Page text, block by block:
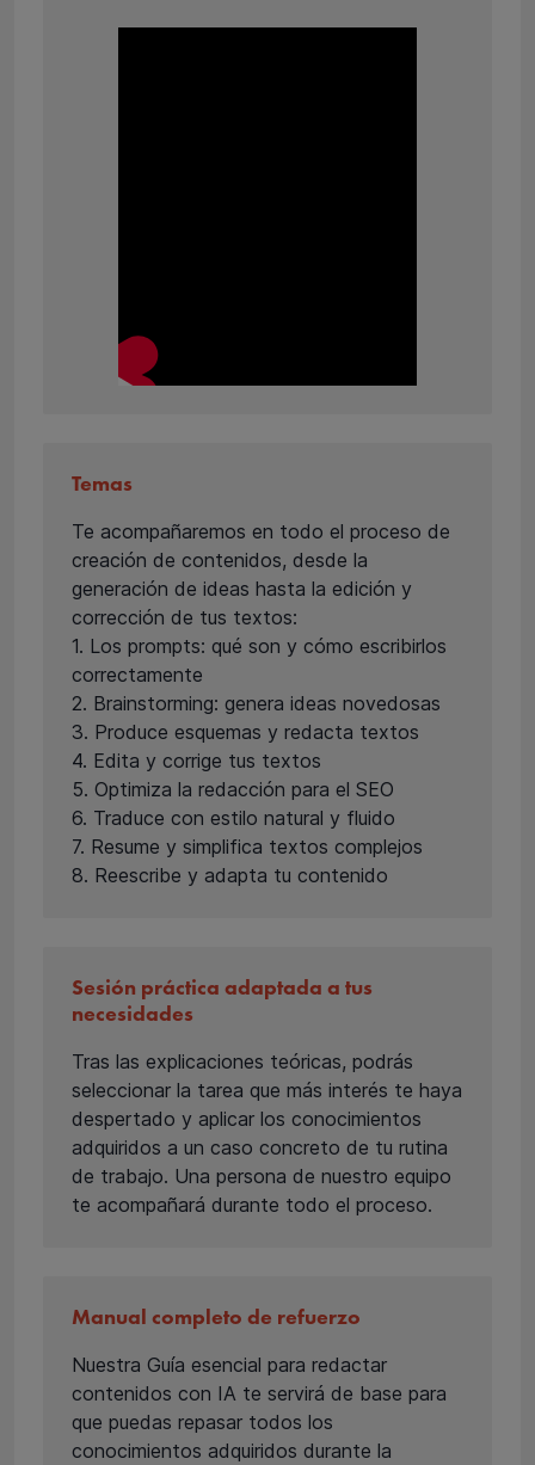
Temas
Te acompañaremos en todo el proceso de
creación de contenidos, desde la
generación de ideas hasta la edición y
corrección de tus textos:
1. Los prompts: qué son y cómo escribirlos
correctamente
2. Brainstorming: genera ideas novedosas
3. Produce esquemas y redacta textos
4. Edita y corrige tus textos
5. Optimiza la redacción para el SEO
6. Traduce con estilo natural y fluido
7. Resume y simplifica textos complejos
8. Reescribe y adapta tu contenido
Sesión práctica adaptada a tus
necesidades
Tras las explicaciones teóricas, podrás
seleccionar la tarea que más interés te haya
despertado y aplicar los conocimientos
adquiridos a un caso concreto de tu rutina
de trabajo. Una persona de nuestro equipo
te acompañará durante todo el proceso.
Manual completo de refuerzo
Nuestra Guía esencial para redactar
contenidos con IA te servirá de base para
que puedas repasar todos los
conocimientos adquiridos durante la